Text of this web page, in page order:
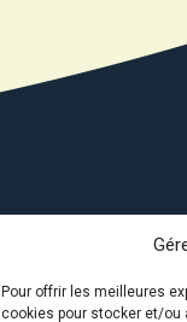
Pour offrir les meilleures
cookies pour stocker et/ou
Avec le soutien de :